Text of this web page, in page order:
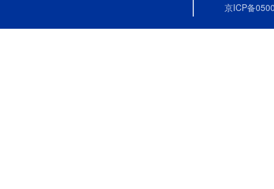
京ICP备